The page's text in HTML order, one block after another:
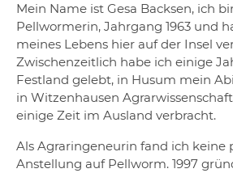
Mein Name ist Gesa Backsen, ich
Pellwormerin, Jahrgang 1963 und
meines Lebens hier auf der Insel
Zwischenzeitlich habe ich einige
Festland gelebt, in Husum mein
in Witzenhausen
einige Zeit im Ausland verbracht.
Als Agraringeneurin fand ich keine
Anstellung auf Pellworm. 1997